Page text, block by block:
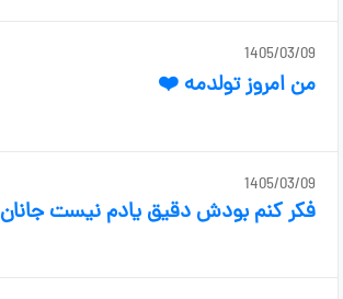
1405/03/09
من امروز تولدمه ❤️
1405/03/09
فکر کنم بودش دقیق یادم نیست جانان